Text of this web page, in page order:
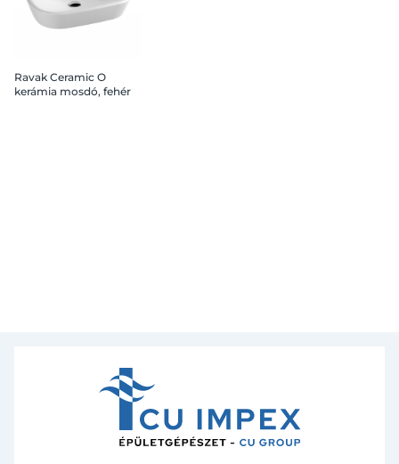
Ravak Ceramic O
kerámia mosdó, fehér